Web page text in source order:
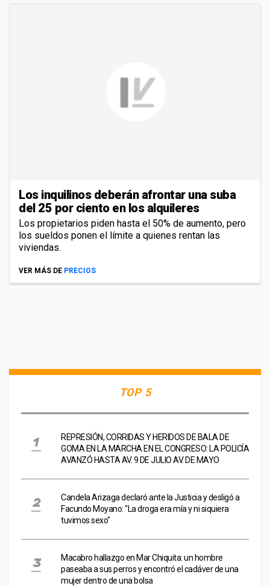
Los inquilinos deberán afrontar una suba
del 25 por ciento en los alquileres
Los propietarios piden hasta el 50% de aumento, pero
los sueldos ponen el límite a quienes rentan las
viviendas.
VER MÁS DE PRECIOS
TOP 5
REPRESIÓN, CORRIDAS Y HERIDOS DE BALA DE
GOMA EN LA MARCHA EN EL CONGRESO: LA POLICÍA
AVANZÓ HASTA AV. 9 DE JULIO AV. DE MAYO
Candela Arizaga declaró ante la Justicia y desligó a
Facundo Moyano: "La droga era mía y ni siquiera
tuvimos sexo"
Macabro hallazgo en Mar Chiquita: un hombre
paseaba a sus perros y encontró el cadáver de una
mujer dentro de una bolsa